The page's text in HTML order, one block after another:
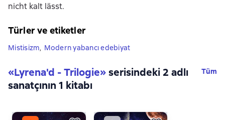
nicht kalt lässt.
Türler ve etiketler
Mistisizm, Modern yabancı edebiyat
«Lyrena'd - Trilogie»serisindeki 2 adlı
sanatçının 1 kitabı
Tüm